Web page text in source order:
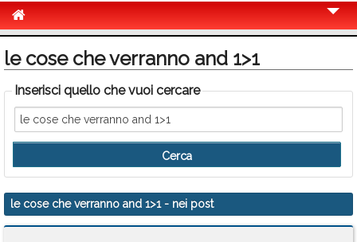
Politica
Sport
Eventi
Info Utili
Rubriche
Calendario
le cose che verranno and 1>1
Inserisci quello che vuoi cercare
le cose che verranno and 1>1- nei post